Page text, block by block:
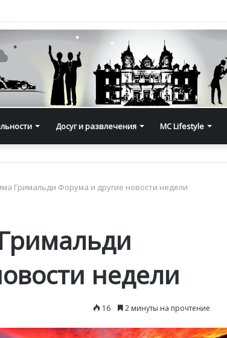
Досуг и развлечения MC Lifestyle
Гримальди Форума и другие новости недели
недели
16 2 минуты на прочтение